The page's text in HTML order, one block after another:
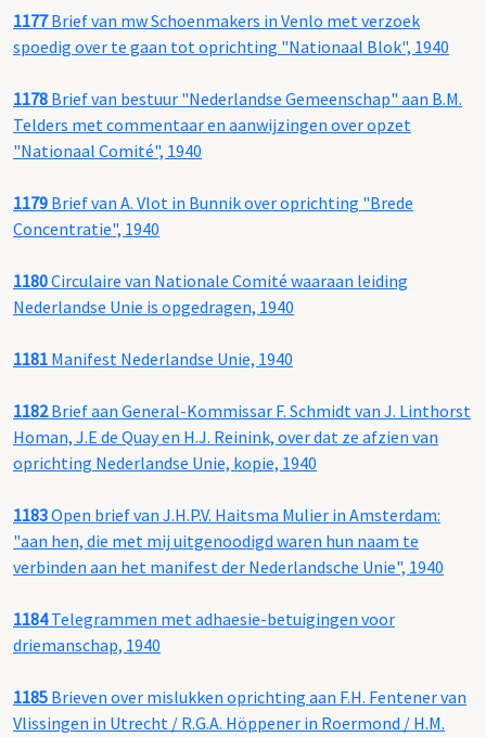
1177Brief van mw Schoenmakers in Venlo met verzoek
spoedig over te gaan tot oprichting "Nationaal Blok", 1940
1178 Brief van bestuur "Nederlandse Gemeenschap" aan B.M.
Telders met commentaar en aanwijzingen over opzet
"Nationaal Comité", 1940
1179 Brief van A. Vlot in Bunnik over oprichting "Brede
Concentratie", 1940
1180Circulaire van Nationale Comité waaraan leiding
Nederlandse Unie is opgedragen, 1940
1181 Manifest Nederlandse Unie, 1940
1182Brief aan General-Kommissar F. Schmidt van J. Linthorst
Homan, J.E de Quay en H.J. Reinink, over dat ze afzien van
oprichting Nederlandse Unie, kopie, 1940
1183Open brief van J.H.P.V. Haitsma Mulier in Amsterdam:
"aan hen, die met mij uitgenoodigd waren hun naam te
verbinden aan het manifest der Nederlandsche Unie", 1940
1184Telegrammen met adhaesie-betuigingen voor
driemanschap, 1940
1185 Brieven over mislukken oprichting aan F.H. Fentener van
Vlissingen in Utrecht / R.G.A. Höppener in Roermond / H.M.